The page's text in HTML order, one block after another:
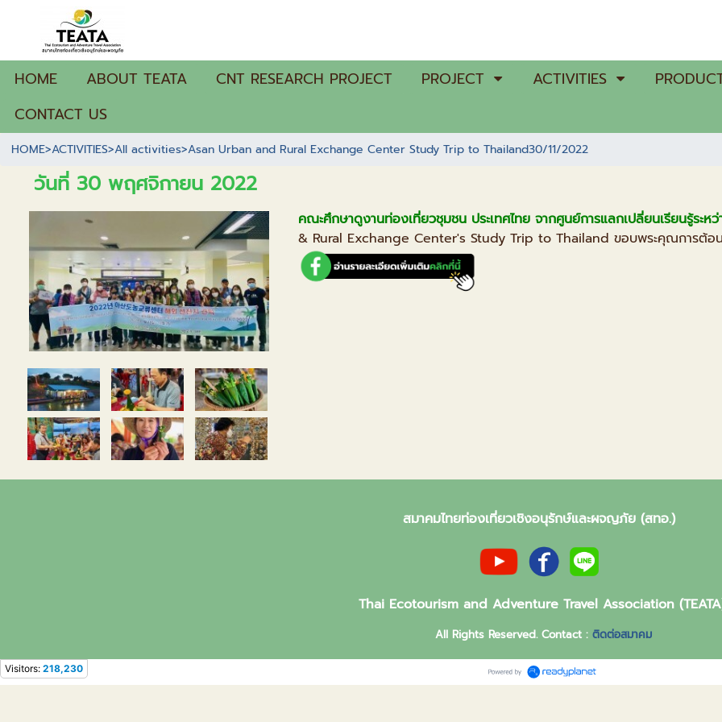
HOME ABOUT TEATA CNT RESEARCH PROJECT PROJECT ACTIVITIES
CONTACT US
HOME>ACTIVITIES>All activities>Asan Urban and Rural Exchange Center Study Trip to Thailand30/11/2022
วันที่ 30 พฤศจิกายน 2022
คณะศึกษาดูงานท่องเที่ยวชุมชน ประเทศไทย จากศูนย์การแลกเปลี่ยนเรียนรู้ระ
& Rural Exchange Center's Study Trip to Thailand ขอบพระคุณการต้อ
สมาคมไทยท่องเที่ยวเชิงอนุรักษ์และผจญภัย (สทอ.)
Thai Ecotourism and Adventure Travel Association
All Rights Reserved. Contact : ติดต่อสมาคม
Visitors: 218,230